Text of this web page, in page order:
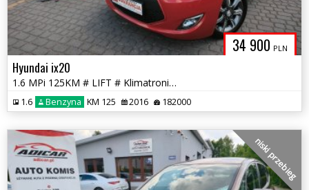
34 900 PLN
Hyundai ix20
1.6 MPi 125KM # LIFT # Klimatronik # Felga # Piękny! # GWARANCJA !!!
1.6 Benzyna KM 125 2016 182000
niski przebieg